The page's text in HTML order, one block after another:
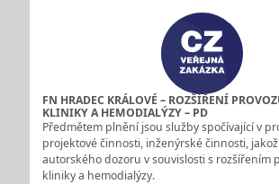
FN HRADEC KRÁLOVÉ – ROZŠÍŘENÍ
KLINIKY A HEMODIALÝZY – PD
Předmětem plnění jsou služby spočívající v
projektové činnosti, inženýrské činnosti,
autorského dozoru v souvislosti s rozšířením
kliniky a hemodialýzy.